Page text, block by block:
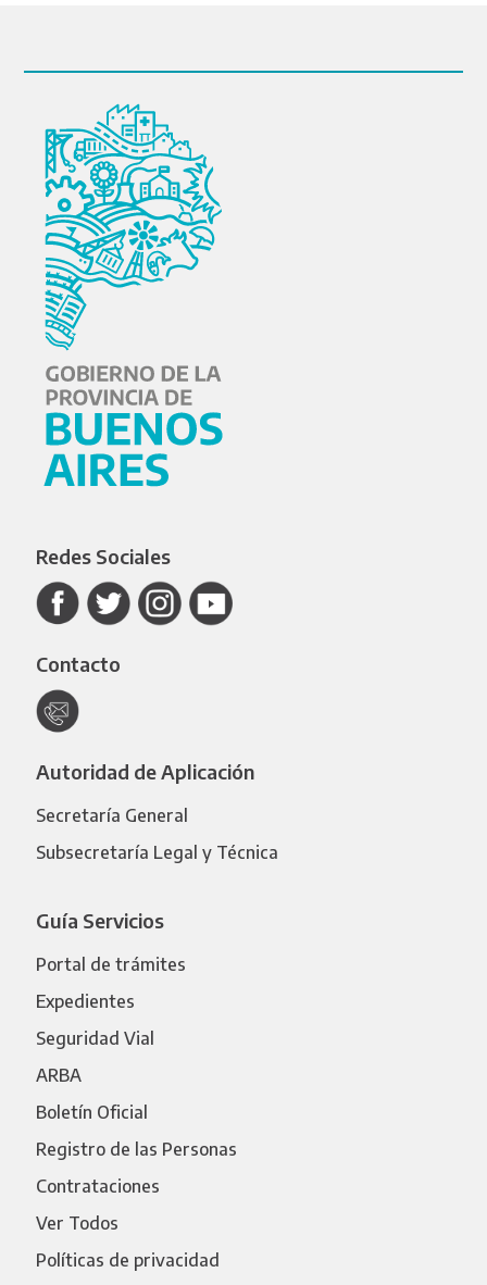
Redes Sociales
Contacto
Autoridad de Aplicación
Secretaría General
Subsecretaría Legal y Técnica
Guía Servicios
Portal de trámites
Expedientes
Seguridad Vial
ARBA
Boletín Oficial
Registro de las Personas
Contrataciones
Ver Todos
Políticas de privacidad